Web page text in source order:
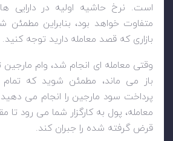
است. نرخ حاشیه اولیه در دارایی
متفاوت خواهد بود، بنابراین مطمئن
بازاری که قصد معامله دارید توجه کنید.
وقتی معامله ای انجام شد، وام مارجین
باز می ماند، مطمئن شوید که تمام
پرداخت سود مارجین را انجام می
معامله، پول به کارگزار شما می رود تا
قرض گرفته شده را جبران کند.